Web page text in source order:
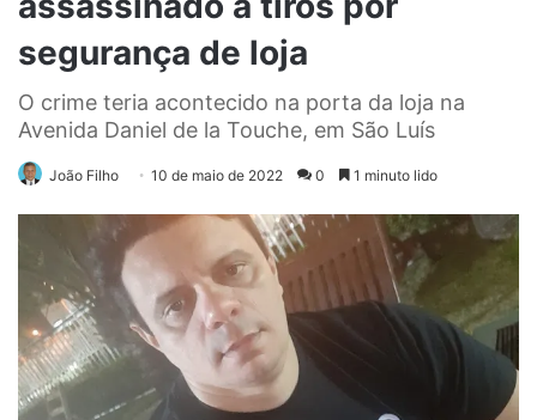
segurança de loja
O crime teria acontecido na porta da loja na
Avenida Daniel de la Touche, em São Luís
João Filho 10 de maio de 2022 0 1 minuto lido